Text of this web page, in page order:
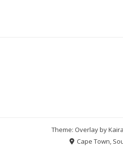
Theme: Overlay byKaira
Cape Town,